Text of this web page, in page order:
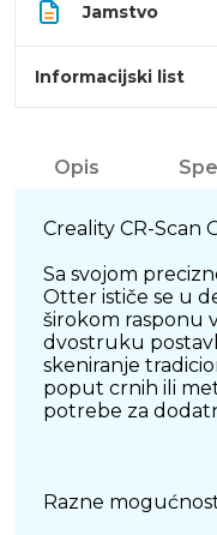
Jamstvo
Informacijski list
Opis
Creality CR-Scan
Sa svojom
Otter ističe se u
širokom rasponu
dvostruku
skeniranje
poput crnih ili
potrebe za
Razne